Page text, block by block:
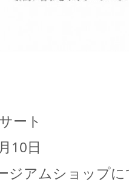
ート
10日
ジアムショップ